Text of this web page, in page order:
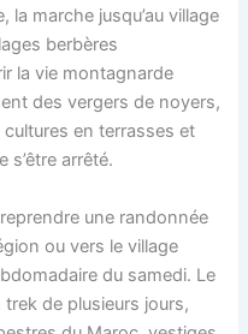
la marche jusqu’au village
berbères
la vie montagnarde
des vergers de noyers,
en terrasses et
s’être arrêté.
une randonnée
ou vers le village
du samedi. Le
de plusieurs jours,